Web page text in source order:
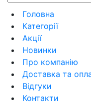
Головна
Категорії
Акції
Новинки
Про компанію
Доставка та
Відгуки
Контакти